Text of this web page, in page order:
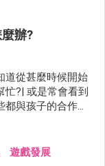
辦?
道從甚麼時候開始
?| 或是常會看到
與孩子的合作能
遊戲發展